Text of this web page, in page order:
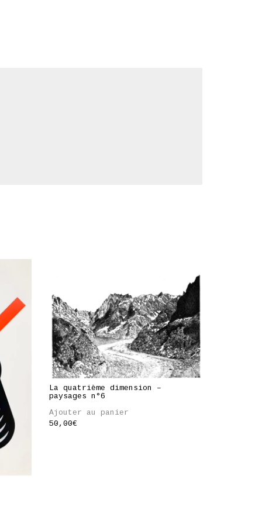
La quatrième dimension –
paysages n°6
Ajouter au panier
50,00 €